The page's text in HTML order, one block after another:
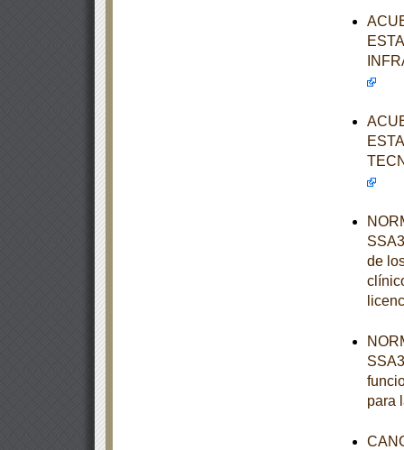
de
para